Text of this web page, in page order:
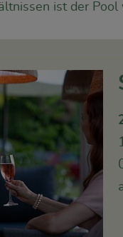
ist der